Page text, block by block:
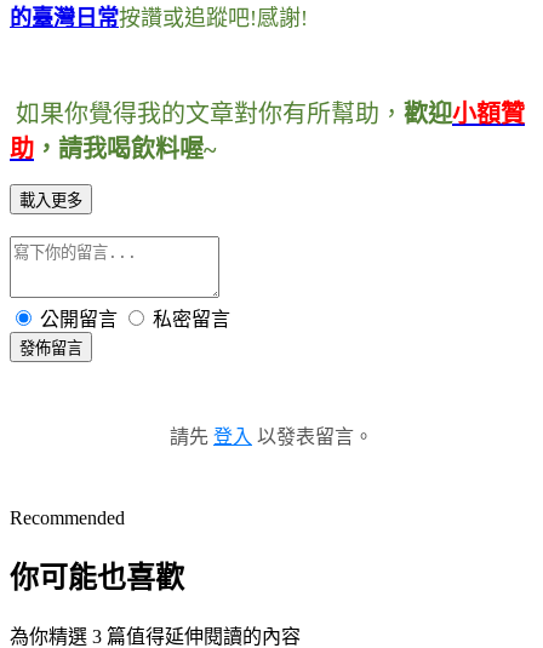
的臺灣日常按讚或追蹤吧!感謝!
如果你覺得我的文章對你有所幫助 ， 歡迎小額贊
助 ， 請我喝飲料喔~
載入更多
公開留言 私密留言
發佈留言
請先 登入 以發表留言。
Recommended
你可能也喜歡
為你精選 3 篇值得延伸閱讀的內容